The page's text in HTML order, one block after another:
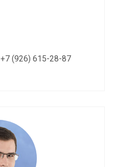
+7 (926) 615-28-87